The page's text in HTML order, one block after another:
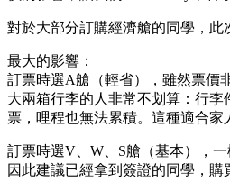
對於大部分訂購經濟艙的同學，此
最大的影響：
訂票時選A艙（輕省），雖然票價
大兩箱行李的人非常不划算：行李
票，哩程也無法累積。這種適合家
訂票時選V、W、S艙（基本），一
因此建議已經拿到簽證的同學，